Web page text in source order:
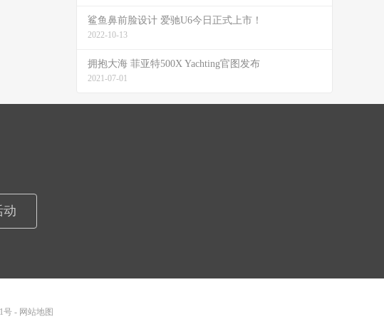
鲨鱼鼻前脸设计 爱驰U6今日正式上市！
2022-10-13
拥抱大海 菲亚特500X Yachting官图发布
2021-07-01
动
号 - 网站地图